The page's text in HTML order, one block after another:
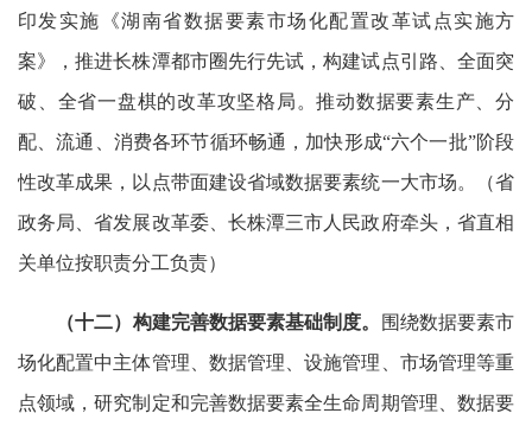
印发实施《湖南省数据要素市场化配置改革试点实施方
案》，推进长株潭都市圈先行先试，构建试点引路、全面突
破、全省一盘棋的改革攻坚格局。推动数据要素生产、分
配、流通、消费各环节循环畅通，加快形成“六个一批”阶段
性改革成果，以点带面建设省域数据要素统一大市场。（省
政务局、省发展改革委、长株潭三市人民政府牵头，省直相
关单位按职责分工负责）
（十二）构建完善数据要素基础制度。
围绕数据要素市
场化配置中主体管理、数据管理、设施管理、市场管理等重
点领域，研究制定和完善数据要素全生命周期管理、数据要